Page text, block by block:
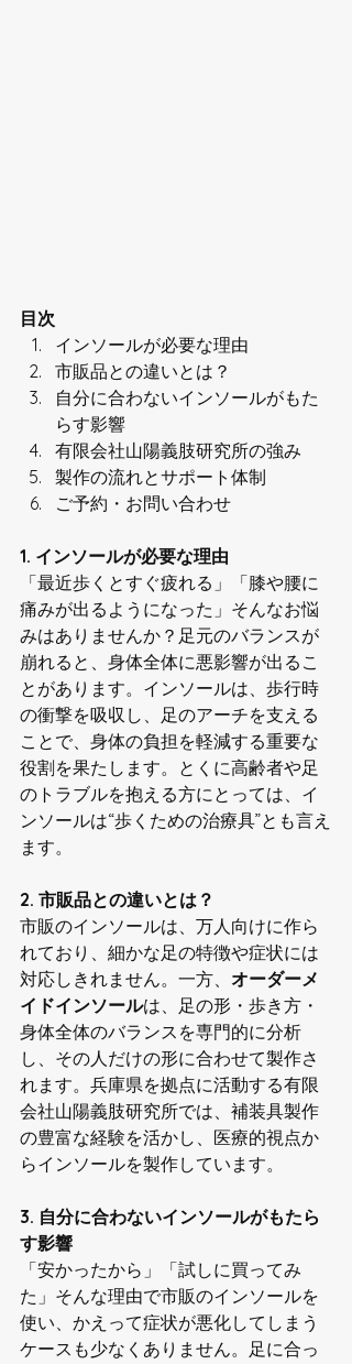
目次
インソールが必要な理由
市販品との違いとは？
自分に合わないインソールがもた
らす影響
有限会社山陽義肢研究所の強み
製作の流れとサポート体制
ご予約・お問い合わせ
1. インソールが必要な理由
「最近歩くとすぐ疲れる」「膝や腰に
痛みが出るようになった」そんなお悩
みはありませんか？足元のバランスが
崩れると、身体全体に悪影響が出るこ
とがあります。インソールは、歩行時
の衝撃を吸収し、足のアーチを支える
ことで、身体の負担を軽減する重要な
役割を果たします。とくに高齢者や足
のトラブルを抱える方にとっては、イ
ンソールは“歩くための治療具”とも言え
ます。
2. 市販品との違いとは？
市販のインソールは、万人向けに作ら
れており、細かな足の特徴や症状には
対応しきれません。一方、 オーダーメ
イドインソールは、足の形・歩き方・
身体全体のバランスを専門的に分析
し、その人だけの形に合わせて製作さ
れます。兵庫県を拠点に活動する有限
会社山陽義肢研究所では、補装具製作
の豊富な経験を活かし、医療的視点か
らインソールを製作しています。
3. 自分に合わないインソールがもたら
す影響
「安かったから」「試しに買ってみ
た」そんな理由で市販のインソールを
使い、かえって症状が悪化してしまう
ケースも少なくありません。足に合っ